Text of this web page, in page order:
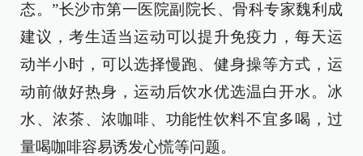
态。”长沙市第一医院副院长、骨科专家魏利成
建议，考生适当运动可以提升免疫力，每天运
动半小时，可以选择慢跑、健身操等方式，运
动前做好热身，运动后饮水优选温白开水。冰
水、浓茶、浓咖啡、功能性饮料不宜多喝，过
量喝咖啡容易诱发心慌等问题。